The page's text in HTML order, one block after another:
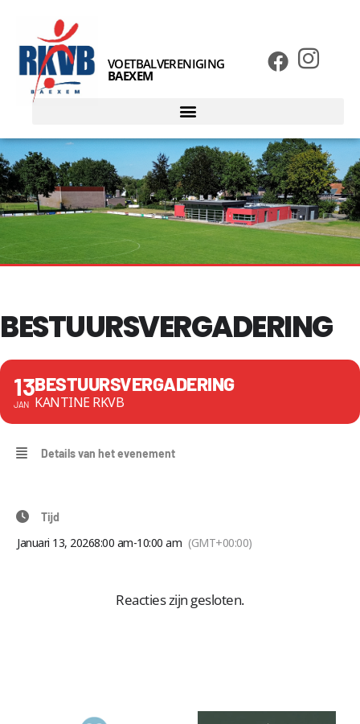
VOETBALVERENIGING
BAEXEM
BESTUURSVERGADERING
13
JAN
BESTUURSVERGADERING
KANTINE RKVB
Details van het evenement
Tijd
Januari 13, 20268:00 am-10:00 am (GMT+00:00)
Reacties zijn gesloten.